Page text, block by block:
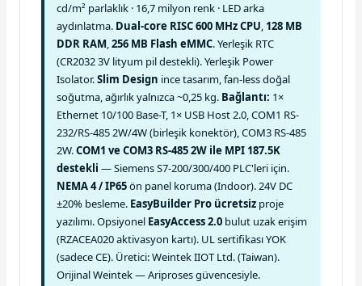
cd/m² parlaklık · 16,7 milyon renk · LED arka
aydınlatma. Dual-core RISC 600 MHz CPU, 128 MB
DDR RAM,256 MB Flash eMMC. Yerleşik RTC
(CR2032 3V lityum pil destekli). Yerleşik Power
Isolator.Slim Design ince tasarım, fan-less doğal
soğutma, ağırlık yalnızca ~0,25 kg. Bağlantı: 1×
Ethernet 10/100 Base-T, 1× USB Host 2.0, COM1 RS-
232/RS-485 2W/4W (birleşik konektör), COM3 RS-485
2W.COM1 ve COM3 RS-485 2W ile MPI 187.5K
destekli — Siemens S7-200/300/400 PLC'leri için.
NEMA 4 / IP65ön panel koruma (Indoor). 24V DC
±20% besleme. EasyBuilder Pro ücretsiz proje
yazılımı. Opsiyonel EasyAccess 2.0 bulut uzak erişim
(RZACEA020 aktivasyon kartı). UL sertifikası YOK
(sadece CE). Üretici: Weintek IIOT Ltd. (Taiwan).
Orijinal Weintek — Ariproses güvencesiyle.